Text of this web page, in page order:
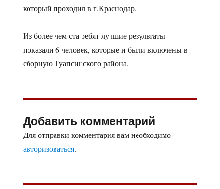
который проходил в г.Краснодар.
Из более чем ста ребят лучшие результаты
показали 6 человек, которые и были включены в
сборную Туапсинского района.
Добавить комментарий
Для отправки комментария вам необходимо
авторизоваться.